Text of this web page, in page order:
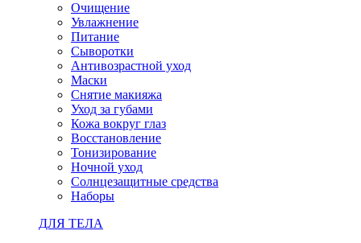
Очищение
Увлажнение
Питание
Сыворотки
Антивозрастной уход
Маски
Снятие макияжа
Уход за губами
Кожа вокруг глаз
Восстановление
Тонизирование
Ночной уход
Солнцезащитные средства
Наборы
ДЛЯ ТЕЛА